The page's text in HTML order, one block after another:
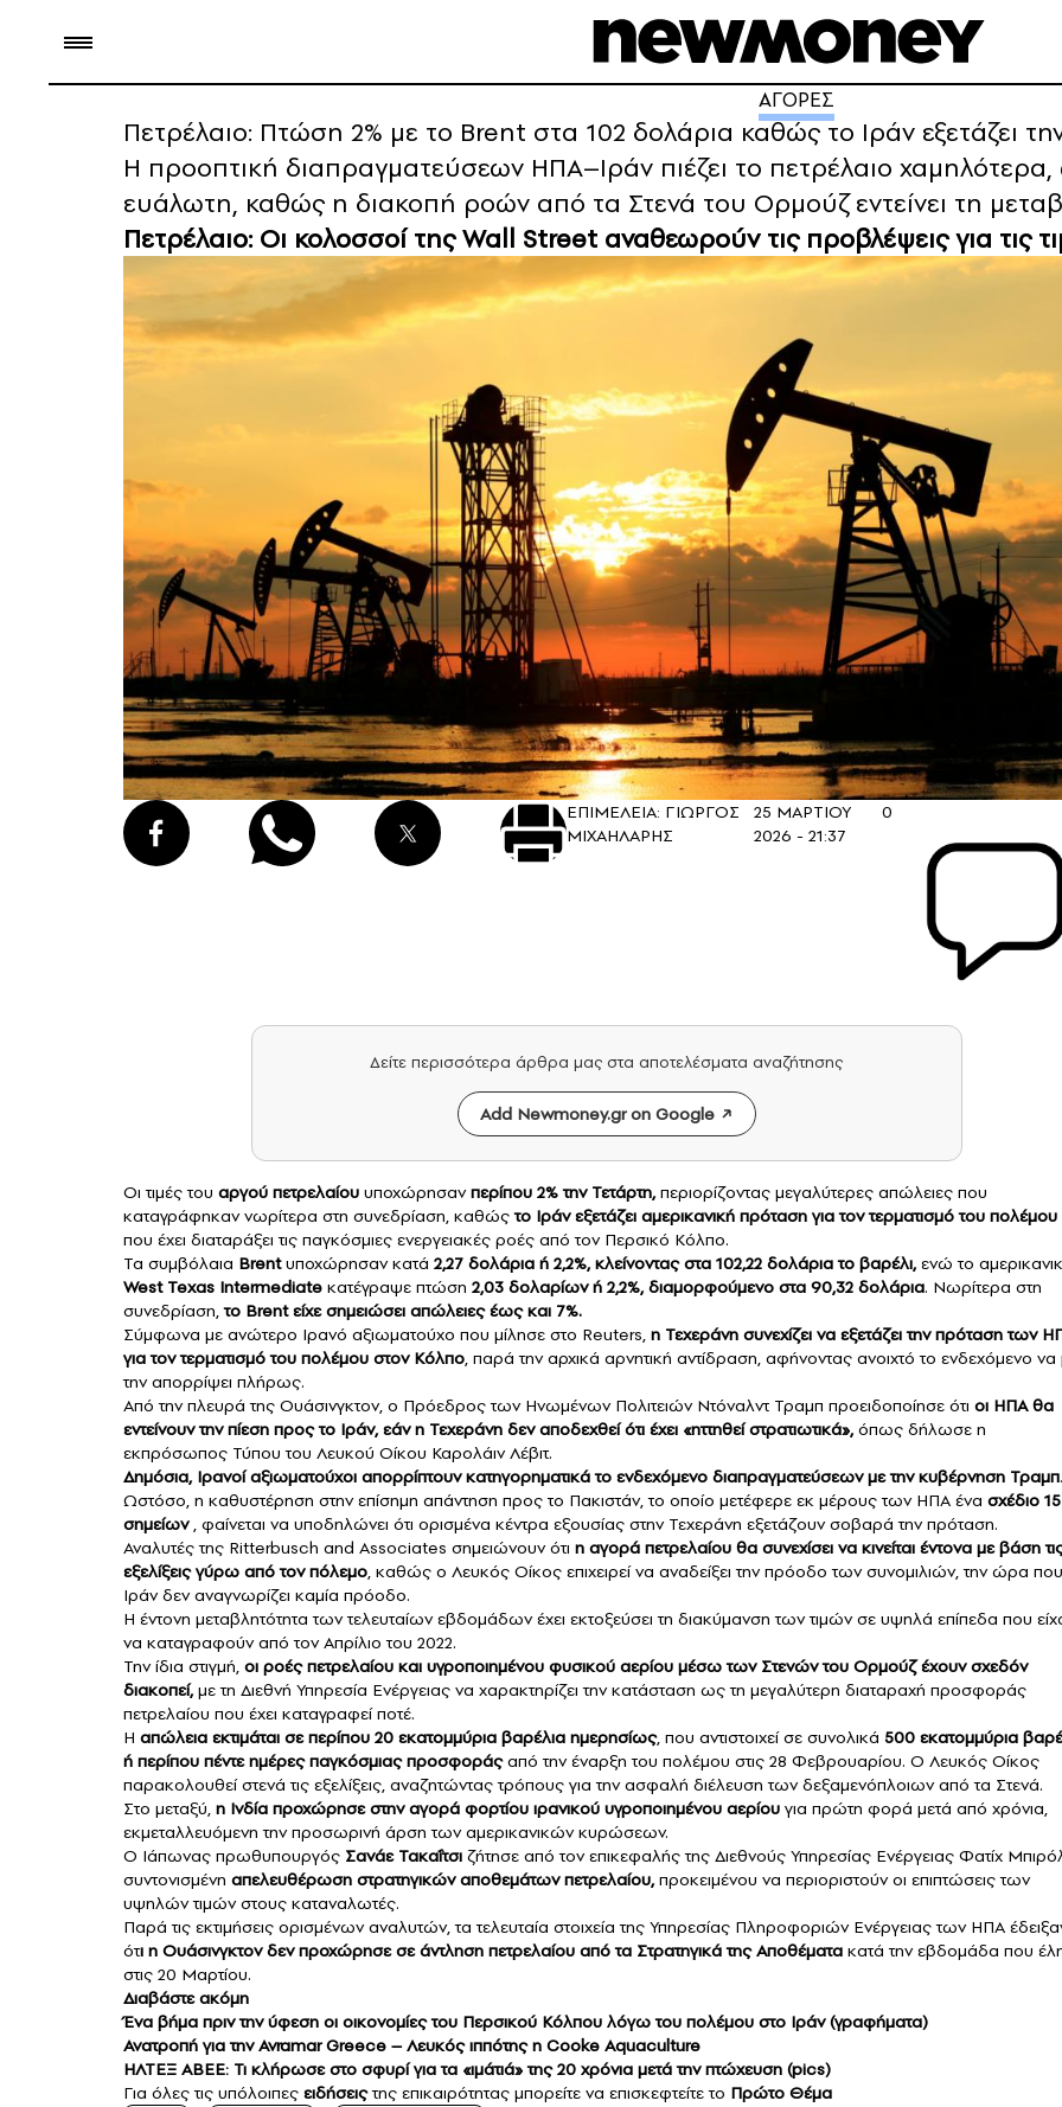
ΑΓΟΡΕΣ
Πετρέλαιο: Πτώση 2% με το Brent στα 102 δολάρια καθώς το Ιράν εξετάζει
Η προοπτική διαπραγματεύσεων ΗΠΑ–Ιράν πιέζει το πετρέλαιο
ευάλωτη, καθώς η διακοπή ροών από τα Στενά του Ορμούζ εντείνει τη
Πετρέλαιο: Οι κολοσσοί της Wall Street αναθεωρούν τις προβλέψεις για τις
ΕΠΙΜΕΛΕΙΑ: ΓΙΩΡΓΟΣ
ΜΙΧΑΗΛΑΡΗΣ
25 ΜΑΡΤΙΟΥ
2026 - 21:37
0
Δείτε περισσότερα άρθρα μας στα αποτελέσματα αναζήτησης
Add Newmoney.gr on Google
Οι τιμές του αργού πετρελαίου υποχώρησανπερίπου 2% την Τετάρτη,περιορίζοντας μεγαλύτερες απώλειες που
καταγράφηκαν νωρίτερα στη συνεδρίαση, καθώςτο Ιράν εξετάζει αμερικανική πρόταση για τον τερματισμό του πολέμου
που έχει διαταράξει τις παγκόσμιες ενεργειακές ροές από τον Περσικό Κόλπο.
Τα συμβόλαια Brentυποχώρησαν κατά 2,27 δολάρια ή 2,2%, κλείνοντας στα 102,22 δολάρια το βαρέλι,ενώ το
West Texas Intermediate κατέγραψε πτώση 2,03 δολαρίων ή 2,2%, διαμορφούμενο στα 90,32 δολάρια. Νωρίτερα στη
συνεδρίαση,το Brent είχε σημειώσει απώλειες έως και 7%.
Σύμφωνα με ανώτερο Ιρανό αξιωματούχο που μίλησε στο Reuters, η Τεχεράνη συνεχίζει να εξετάζει την πρόταση των
για τον τερματισμό του πολέμου στον Κόλπο, παρά την αρχικά αρνητική αντίδραση, αφήνοντας ανοιχτό το ενδεχόμενο να
την απορρίψει πλήρως.
Από την πλευρά της Ουάσινγκτον, ο Πρόεδρος των Ηνωμένων Πολιτειών Ντόναλντ Τραμπ προειδοποίησε ότι οι ΗΠΑ θα
εντείνουν την πίεση προς το Ιράν, εάν η Τεχεράνη δεν αποδεχθεί ότι έχει «ηττηθεί στρατιωτικά»,όπως δήλωσε η
εκπρόσωπος Τύπου του Λευκού Οίκου Καρολάιν Λέβιτ.
Δημόσια, Ιρανοί αξιωματούχοι απορρίπτουν κατηγορηματικά το ενδεχόμενο διαπραγματεύσεων με την κυβέρνηση Τραμπ.
Ωστόσο, η καθυστέρηση στην επίσημη απάντηση προς το Πακιστάν, το οποίο μετέφερε εκ μέρους των ΗΠΑ ένα σχέδιο 15
σημείων, φαίνεται να υποδηλώνει ότι ορισμένα κέντρα εξουσίας στην Τεχεράνη εξετάζουν σοβαρά την πρόταση.
Αναλυτές της Ritterbusch and Associates σημειώνουν ότι η αγορά πετρελαίου θα συνεχίσει να κινείται έντονα με βάση
εξελίξεις γύρω από τον πόλεμο, καθώς ο Λευκός Οίκος επιχειρεί να αναδείξει την πρόοδο των συνομιλιών, την ώρα
Ιράν δεν αναγνωρίζει καμία πρόοδο.
Η έντονη μεταβλητότητα των τελευταίων εβδομάδων έχει εκτοξεύσει τη διακύμανση των τιμών σε υψηλά επίπεδα που
να καταγραφούν από τον Απρίλιο του 2022.
Την ίδια στιγμή, οι ροές πετρελαίου και υγροποιημένου φυσικού αερίου μέσω των Στενών του Ορμούζ έχουν σχεδόν
διακοπεί,με τη Διεθνή Υπηρεσία Ενέργειας να χαρακτηρίζει την κατάσταση ως τη μεγαλύτερη διαταραχή προσφοράς
πετρελαίου που έχει καταγραφεί ποτέ.
Η απώλεια εκτιμάται σε περίπου 20 εκατομμύρια βαρέλια ημερησίως, που αντιστοιχεί σε συνολικά 500 εκατομμύρια
ή περίπου πέντε ημέρες παγκόσμιας προσφοράςαπό την έναρξη του πολέμου στις 28 Φεβρουαρίου. Ο Λευκός Οίκος
παρακολουθεί στενά τις εξελίξεις, αναζητώντας τρόπους για την ασφαλή διέλευση των δεξαμενόπλοιων από τα Στενά.
Στο μεταξύ, η Ινδία προχώρησε στην αγορά φορτίου ιρανικού υγροποιημένου αερίου για πρώτη φορά μετά από χρόνια,
εκμεταλλευόμενη την προσωρινή άρση των αμερικανικών κυρώσεων.
Ο Ιάπωνας πρωθυπουργός Σανάε Τακαΐτσι ζήτησε από τον επικεφαλής της Διεθνούς Υπηρεσίας Ενέργειας Φατίχ
συντονισμένη απελευθέρωση στρατηγικών αποθεμάτων πετρελαίου,προκειμένου να περιοριστούν οι επιπτώσεις των
υψηλών τιμών στους καταναλωτές.
Παρά τις εκτιμήσεις ορισμένων αναλυτών, τα τελευταία στοιχεία της Υπηρεσίας Πληροφοριών Ενέργειας των ΗΠΑ
ότι η Ουάσινγκτον δεν προχώρησε σε άντληση πετρελαίου από τα Στρατηγικά της Αποθέματα κατά την εβδομάδα που
στις 20 Μαρτίου.
Διαβάστε ακόμη
Ένα βήμα πριν την ύφεση οι οικονομίες του Περσικού Κόλπου λόγω του πολέμου στο Ιράν (γραφήματα)
Ανατροπή για την Avramar Greece – Λευκός ιππότης η Cooke Aquaculture
ΗΛΤΕΞ ΑΒΕΕ: Τι κλήρωσε στο σφυρί για τα «ιμάτιά» της 20 χρόνια μετά την πτώχευση (pics)
Για όλες τις υπόλοιπες ειδήσειςτης επικαιρότητας μπορείτε να επισκεφτείτε το Πρώτο Θέμα